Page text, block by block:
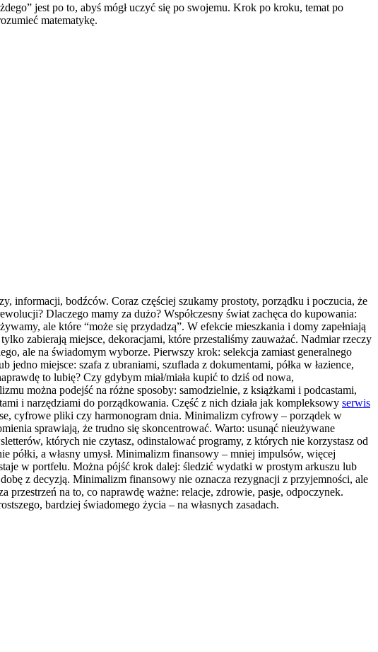
jest po to, abyś mógł uczyć się po swojemu. Krok po kroku, temat po
matematykę.
informacji, bodźców. Coraz częściej szukamy prostoty, porządku i poczucia, że
Dlaczego mamy za dużo? Współczesny świat zachęca do kupowania:
ale które “może się przydadzą”. W efekcie mieszkania i domy zapełniają
zabierają miejsce, dekoracjami, które przestaliśmy zauważać. Nadmiar rzeczy
ale na świadomym wyborze. Pierwszy krok: selekcja zamiast generalnego
miejsce: szafa z ubraniami, szuflada z dokumentami, półka w łazience,
to lubię? Czy gdybym miał/miała kupić to dziś od nowa,
można podejść na różne sposoby: samodzielnie, z książkami i podcastami,
i narzędziami do porządkowania. Część z nich działa jak kompleksowy serwis
cyfrowe pliki czy harmonogram dnia. Minimalizm cyfrowy – porządek w
sprawiają, że trudno się skoncentrować. Warto: usunąć nieużywane
których nie czytasz, odinstalować programy, z których nie korzystasz od
półki, a własny umysł. Minimalizm finansowy – mniej impulsów, więcej
w portfelu. Można pójść krok dalej: śledzić wydatki w prostym arkuszu lub
z decyzją. Minimalizm finansowy nie oznacza rezygnacji z przyjemności, ale
na to, co naprawdę ważne: relacje, zdrowie, pasje, odpoczynek.
bardziej świadomego życia – na własnych zasadach.